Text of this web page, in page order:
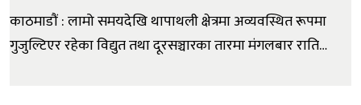
काठमाडौं : लामो समयदेखि थापाथली क्षेत्रमा अव्यवस्थित रूपमा
गुजुल्टिएर रहेका विद्युत तथा दूरसञ्चारका तारमा मंगलबार राति